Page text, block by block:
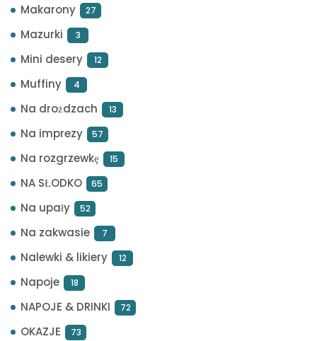
Makarony 27
Mazurki 3
Mini desery 12
Muffiny 4
Na drożdzach 13
Na imprezy 57
Na rozgrzewkę 15
NA SŁODKO 65
Na upały 52
Na zakwasie 7
Nalewki & likiery 12
Napoje 18
NAPOJE & DRINKI 72
OKAZJE 73